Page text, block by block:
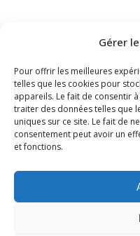
Gérer
Pour offrir les meilleures
telles que les cookies pour
appareils. Le fait de consentir
traiter des données telles que
uniques sur ce site. Le fait de
consentement peut avoir un
et fonctions.
DOLLA-VIAL – Société
75008
dolla-